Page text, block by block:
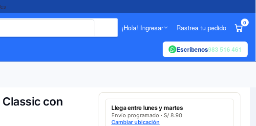
¡Hola! Ingresar Rastrea tu pedido
0
Escríbenos983 516 461
Classic con
Llega entre lunes y martes
Envío programado · S/ 8.90
Cambiar ubicación